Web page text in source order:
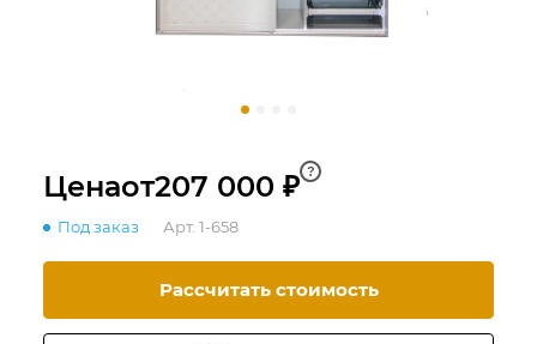
Ценаот207 000 ₽ ?
Под заказ Арт. 1-658
Рассчитать стоимость